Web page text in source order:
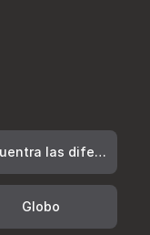
Encuentra las diferencias
Globo